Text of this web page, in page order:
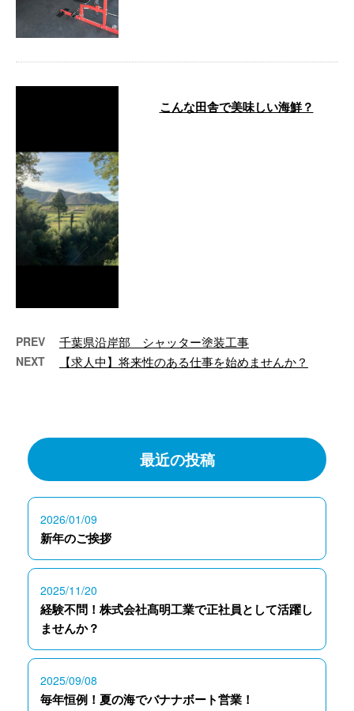
こんな田舎で美味しい海鮮？
PREV 千葉県沿岸部 シャッター塗装工事
NEXT 【求人中】将来性のある仕事を始めませんか？
最近の投稿
2026/01/09
新年のご挨拶
2025/11/20
経験不問！株式会社髙明工業で正社員として活躍し
ませんか？
2025/09/08
毎年恒例！夏の海でバナナボート営業！